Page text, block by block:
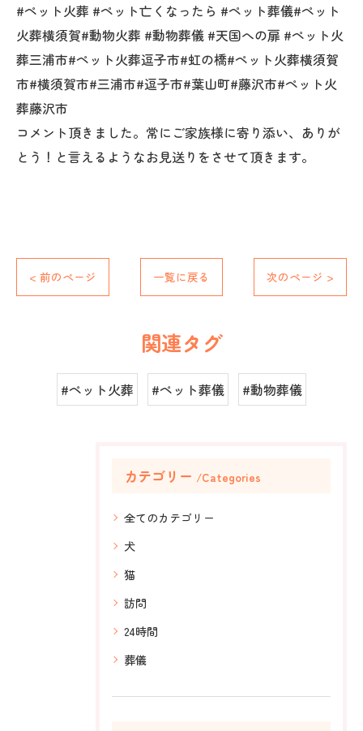
#ペット火葬 #ペット亡くなったら #ペット葬儀#ペット
火葬横須賀#動物火葬 #動物葬儀 #天国への扉 #ペット火
葬三浦市#ペット火葬逗子市#虹の橋#ペット火葬横須賀
市#横須賀市#三浦市#逗子市#葉山町#藤沢市#ペット火
葬藤沢市
コメント頂きました。常にご家族様に寄り添い、ありが
とう！と言えるようなお見送りをさせて頂きます。
< 前のページ 一覧に戻る 次のページ >
関連タグ
#ペット火葬 #ペット葬儀 #動物葬儀
カテゴリー Categories
全てのカテゴリー
犬
猫
訪問
24時間
葬儀